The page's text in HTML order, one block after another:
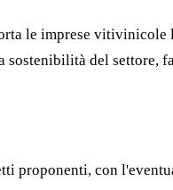
le imprese
del settore,
proponenti, con